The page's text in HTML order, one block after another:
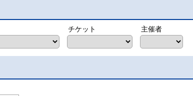
チケット 主催者